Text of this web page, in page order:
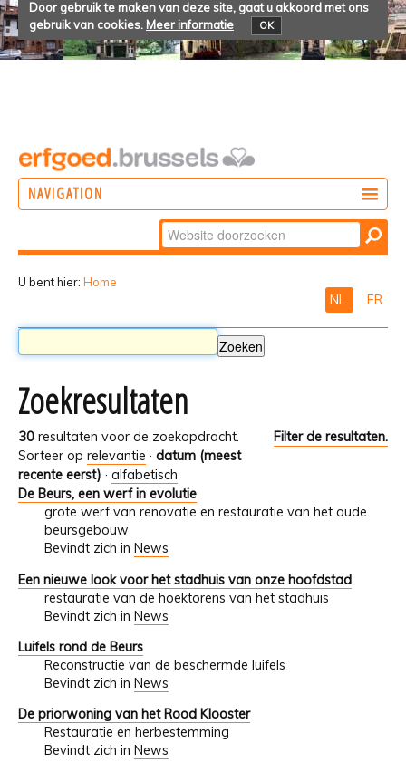
Door gebruik te maken van deze site, gaat u akkoord met ons
gebruik van cookies. Meer informatie OK
NAVIGATION
Zoek
Geavanceerd
U bent hier: Home
NL FR
Zoekresultaten
30 resultaten voor de zoekopdracht.
Filter de resultaten.
Sorteer op relevantie · datum (meest
recente eerst) · alfabetisch
De Beurs, een werf in evolutie
grote werf van renovatie en restauratie van het oude
beursgebouw
Bevindt zich in News
Een nieuwe look voor het stadhuis van onze hoofdstad
restauratie van de hoektorens van het stadhuis
Bevindt zich in News
Luifels rond de Beurs
Reconstructie van de beschermde luifels
Bevindt zich in News
De priorwoning van het Rood Klooster
Restauratie en herbestemming
Bevindt zich in News